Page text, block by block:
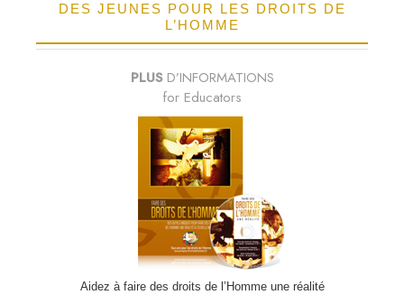
DES JEUNES POUR LES DROITS DE
L’HOMME
PLUS D’INFORMATIONS
for Educators
Aidez à faire des droits de l’Homme une réalité